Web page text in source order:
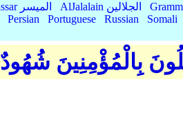
AlMuyassar الميسر AlJalalain الجلالين
Persian Portuguese Russian Somali
بِالْمُؤْمِنِينَ شُهُودٌ